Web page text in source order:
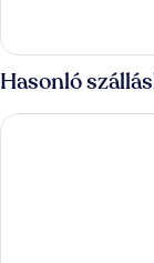
Hasonló
Omega